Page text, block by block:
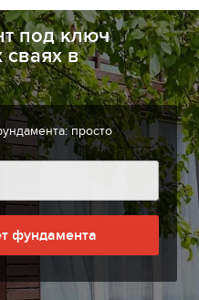
под ключ
в
просто
фундамента